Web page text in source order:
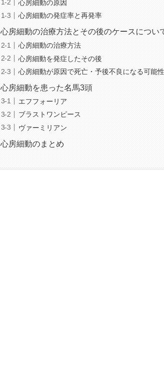
心房細動の原因
心房細動の発症率と再発率
心房細動の治療方法とその後のケースについ
心房細動の治療方法
心房細動を発症したその後
心房細動が原因で死亡・予後不良になる可能性
心房細動を患った名馬3頭
エフフォーリア
ブラストワンピース
ヴァーミリアン
心房細動のまとめ